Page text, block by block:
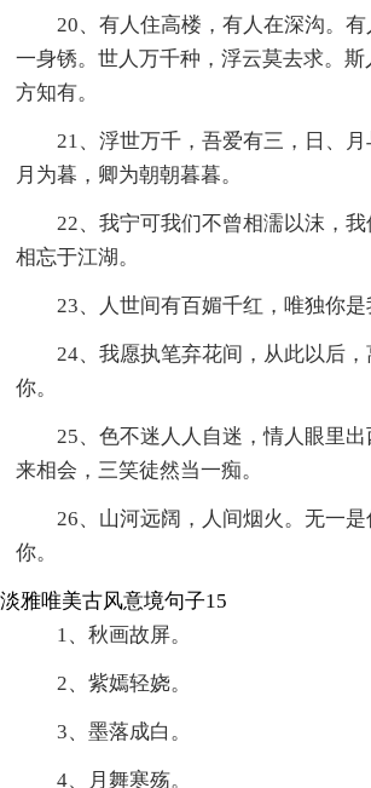
20、有人住高楼，有人在深沟。
一身锈。世人万千种，浮云莫去求。
方知有。
21、浮世万千，吾爱有三，日、月
月为暮，卿为朝朝暮暮。
22、我宁可我们不曾相濡以沫，
相忘于江湖。
23、人世间有百媚千红，唯独你是
24、我愿执笔弃花间，从此以后
你。
25、色不迷人人自迷，情人眼里
来相会，三笑徒然当一痴。
26、山河远阔，人间烟火。无一
你。
淡雅唯美古风意境句子15
1、秋画故屏。
2、紫嫣轻娆。
3、墨落成白。
4、月舞寒殇。